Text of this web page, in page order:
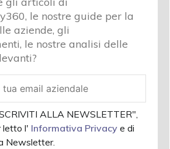
le nostre guide per la
aziende, gli
le nostre analisi delle
ALLA NEWSLETTER",
letto l' Informativa Privacy e di
Newsletter.